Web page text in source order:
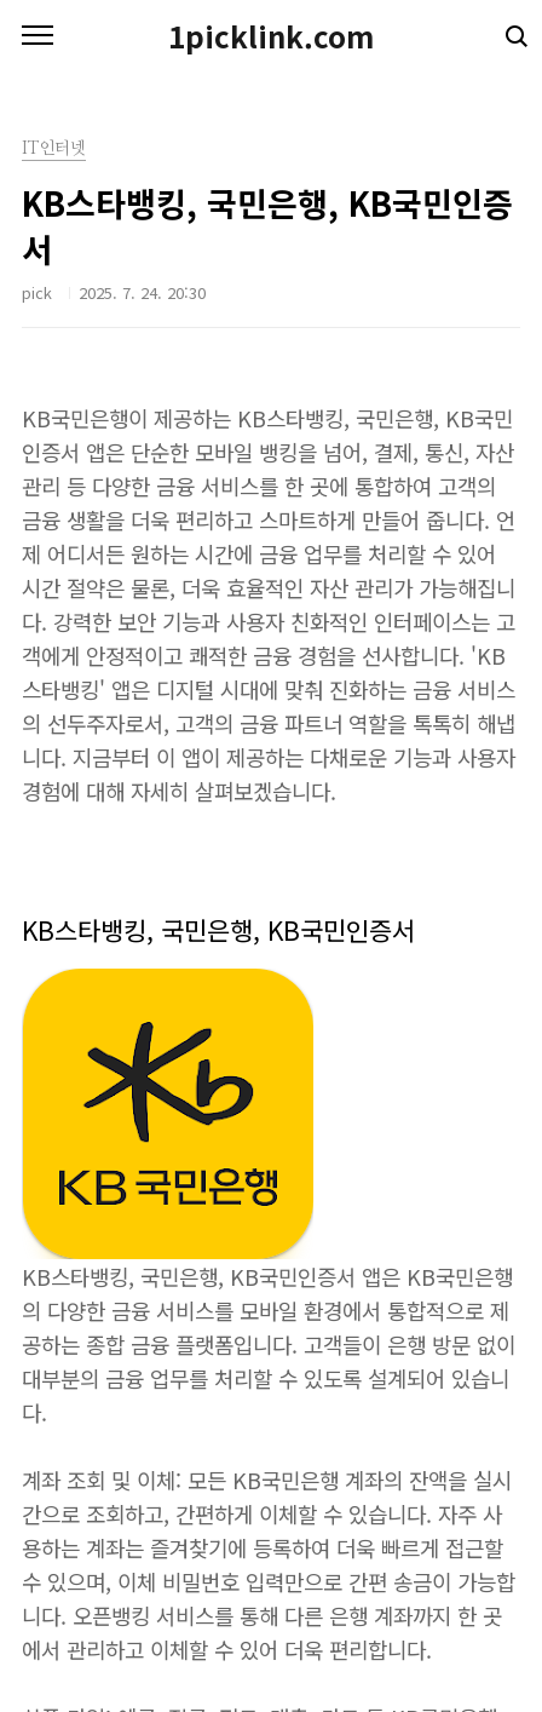
1picklink.com
IT인터넷
KB스타뱅킹, 국민은행, KB국민인증
서
pick 2025. 7. 24. 20:30
KB국민은행이 제공하는 KB스타뱅킹, 국민은행, KB국민
인증서 앱은 단순한 모바일 뱅킹을 넘어, 결제, 통신, 자산
관리 등 다양한 금융 서비스를 한 곳에 통합하여 고객의
금융 생활을 더욱 편리하고 스마트하게 만들어 줍니다. 언
제 어디서든 원하는 시간에 금융 업무를 처리할 수 있어
시간 절약은 물론, 더욱 효율적인 자산 관리가 가능해집니
다. 강력한 보안 기능과 사용자 친화적인 인터페이스는 고
객에게 안정적이고 쾌적한 금융 경험을 선사합니다. 'KB
스타뱅킹' 앱은 디지털 시대에 맞춰 진화하는 금융 서비스
의 선두주자로서, 고객의 금융 파트너 역할을 톡톡히 해냅
니다. 지금부터 이 앱이 제공하는 다채로운 기능과 사용자
경험에 대해 자세히 살펴보겠습니다.
KB스타뱅킹, 국민은행, KB국민인증서
KB스타뱅킹, 국민은행, KB국민인증서 앱은 KB국민은행
의 다양한 금융 서비스를 모바일 환경에서 통합적으로 제
공하는 종합 금융 플랫폼입니다. 고객들이 은행 방문 없이
대부분의 금융 업무를 처리할 수 있도록 설계되어 있습니
다.
계좌 조회 및 이체: 모든 KB국민은행 계좌의 잔액을 실시
간으로 조회하고, 간편하게 이체할 수 있습니다. 자주 사
용하는 계좌는 즐겨찾기에 등록하여 더욱 빠르게 접근할
수 있으며, 이체 비밀번호 입력만으로 간편 송금이 가능합
니다. 오픈뱅킹 서비스를 통해 다른 은행 계좌까지 한 곳
에서 관리하고 이체할 수 있어 더욱 편리합니다.